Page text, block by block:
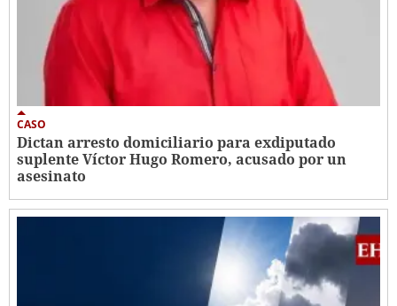
CASO
Dictan arresto domiciliario para exdiputado
suplente Víctor Hugo Romero, acusado por un
asesinato